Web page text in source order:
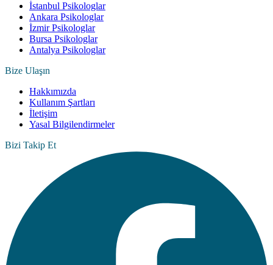
İstanbul Psikologlar
Ankara Psikologlar
İzmir Psikologlar
Bursa Psikologlar
Antalya Psikologlar
Bize Ulaşın
Hakkımızda
Kullanım Şartları
İletişim
Yasal Bilgilendirmeler
Bizi Takip Et